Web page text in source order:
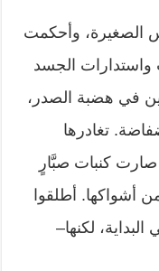
الصغيرة، وأحكمت
واستدارات الجسد
في هضبة الصدر،
تغادرها
صارت كنبات صبَّارٍ
أشواكها. أطلقوا
لكنها–